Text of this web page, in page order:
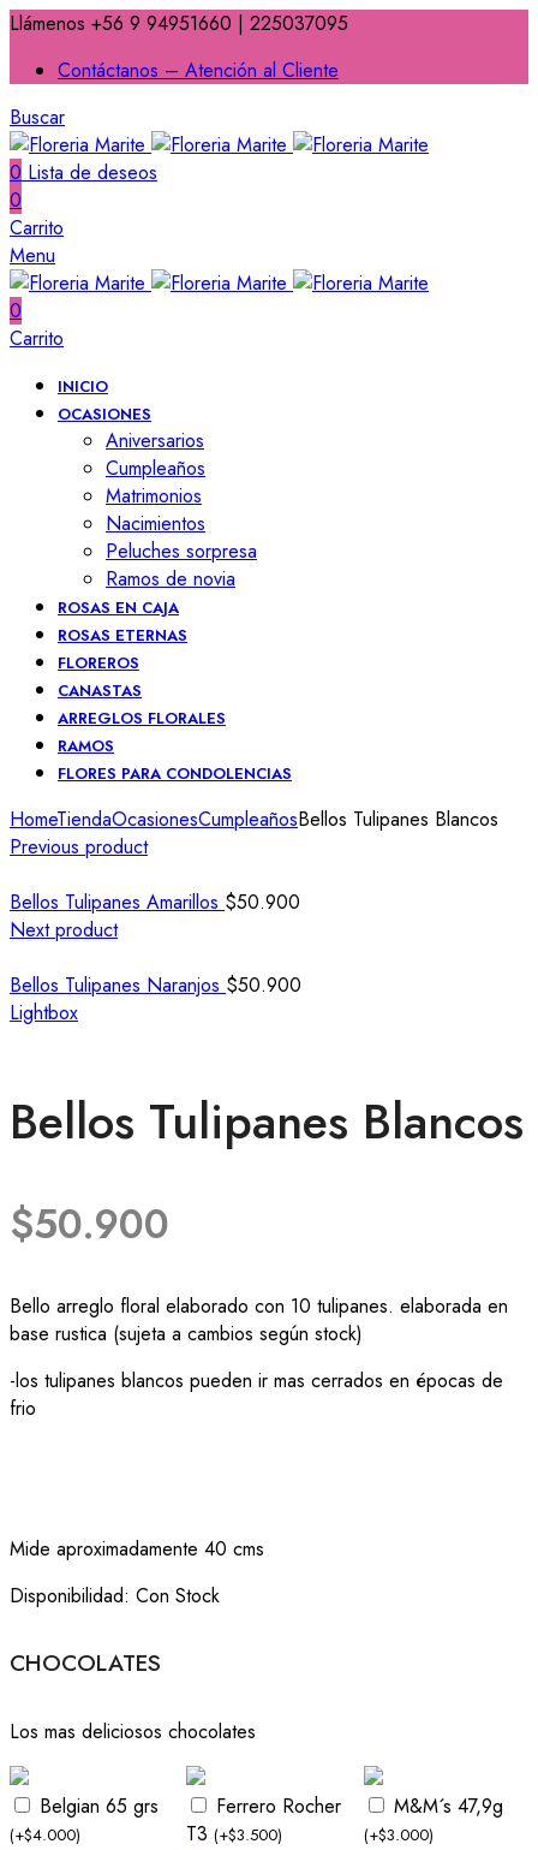
Llámenos +56 9 94951660 | 225037095
Contáctanos – Atención al Cliente
Buscar
0 Lista de deseos
0
Carrito
Menu
0
Carrito
INICIO
OCASIONES
Aniversarios
Cumpleaños
Matrimonios
Nacimientos
Peluches sorpresa
Ramos de novia
ROSAS EN CAJA
ROSAS ETERNAS
FLOREROS
CANASTAS
ARREGLOS FLORALES
RAMOS
FLORES PARA CONDOLENCIAS
HomeTiendaOcasionesCumpleañosBellos Tulipanes Blancos
Previous product
Bellos Tulipanes Amarillos $50.900
Next product
Bellos Tulipanes Naranjos $50.900
Lightbox
Bellos Tulipanes Blancos
$50.900
Bello arreglo floral elaborado con 10 tulipanes. elaborada en
base rustica (sujeta a cambios según stock)
-los tulipanes blancos pueden ir mas cerrados en épocas de
frio
Mide aproximadamente 40 cms
Disponibilidad: Con Stock
CHOCOLATES
Los mas deliciosos chocolates
Belgian 65 grs
(+$4.000)
Ferrero Rocher
T3(+$3.500)
M&M´s 47,9g
(+$3.000)